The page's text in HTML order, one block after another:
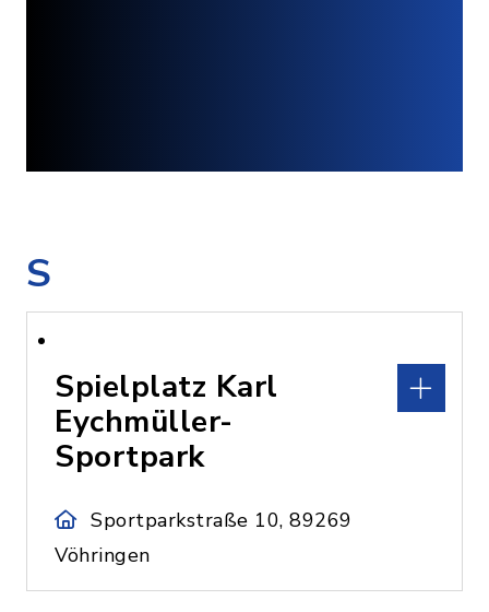
S
Spielplatz Karl
Eychmüller-
Sportpark
Sportparkstraße 10, 89269
Vöhringen